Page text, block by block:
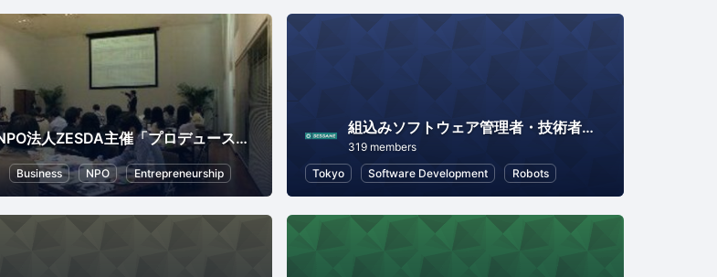
NPO法人ZESDA主催「プロデュース・カレッジ」
Business NPO Entrepreneurship
組込みソフトウェア管理者・技術者育成研究会（SESSAME）
319 members
Tokyo
Software Development Robots